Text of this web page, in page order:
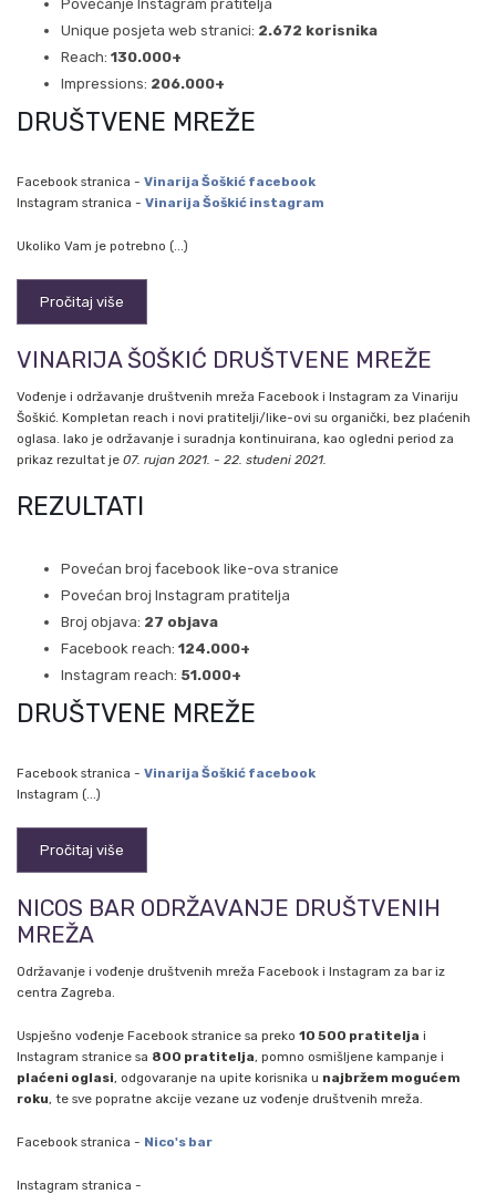
Povećanje Instagram pratitelja
Unique posjeta web stranici: 2.672 korisnika
Reach: 130.000+
Impressions: 206.000+
DRUŠTVENE MREŽE
Facebook stranica - Vinarija Šoškić facebook
Instagram stranica - Vinarija Šoškić instagram
Ukoliko Vam je potrebno (...)
Pročitaj više
VINARIJA ŠOŠKIĆ DRUŠTVENE MREŽE
Vođenje i održavanje društvenih mreža Facebook i Instagram za Vinariju
Šoškić. Kompletan reach i novi pratitelji/like-ovi su organički, bez plaćenih
oglasa. Iako je održavanje i suradnja kontinuirana, kao ogledni period za
prikaz rezultat je 07. rujan 2021. - 22. studeni 2021.
REZULTATI
Povećan broj facebook like-ova stranice
Povećan broj Instagram pratitelja
Broj objava: 27 objava
Facebook reach: 124.000+
Instagram reach: 51.000+
DRUŠTVENE MREŽE
Facebook stranica - Vinarija Šoškić facebook
Instagram (...)
Pročitaj više
NICOS BAR ODRŽAVANJE DRUŠTVENIH
MREŽA
Održavanje i vođenje društvenih mreža Facebook i Instagram za bar iz
centra Zagreba.
Uspješno vođenje Facebook stranice sa preko 10 500 pratitelja i
Instagram stranice sa 800 pratitelja, pomno osmišljene kampanje i
plaćeni oglasi, odgovaranje na upite korisnika u najbržem mogućem
roku, te sve popratne akcije vezane uz vođenje društvenih mreža.
Facebook stranica - Nico's bar
Instagram stranica -